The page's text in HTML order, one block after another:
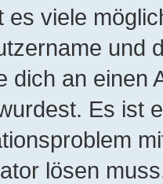
es viele
und
dich an einen
Es ist
lösen